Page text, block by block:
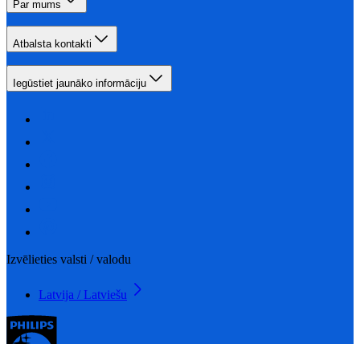
Par mums
Atbalsta kontakti
Iegūstiet jaunāko informāciju
Izvēlieties valsti / valodu
Latvija / Latviešu